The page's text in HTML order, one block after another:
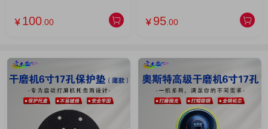
￥ 100 .00 ￥ 95 .00